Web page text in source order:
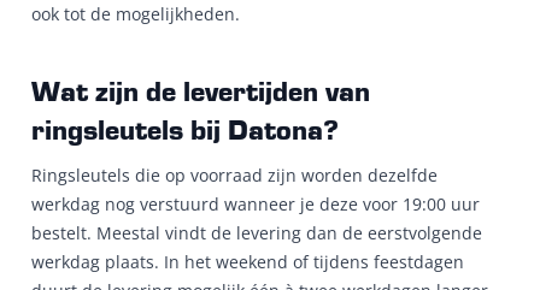
ook tot de mogelijkheden.
Wat zijn de levertijden van
ringsleutels bij Datona?
Ringsleutels die op voorraad zijn worden dezelfde
werkdag nog verstuurd wanneer je deze voor 19:00 uur
bestelt. Meestal vindt de levering dan de eerstvolgende
werkdag plaats. In het weekend of tijdens feestdagen